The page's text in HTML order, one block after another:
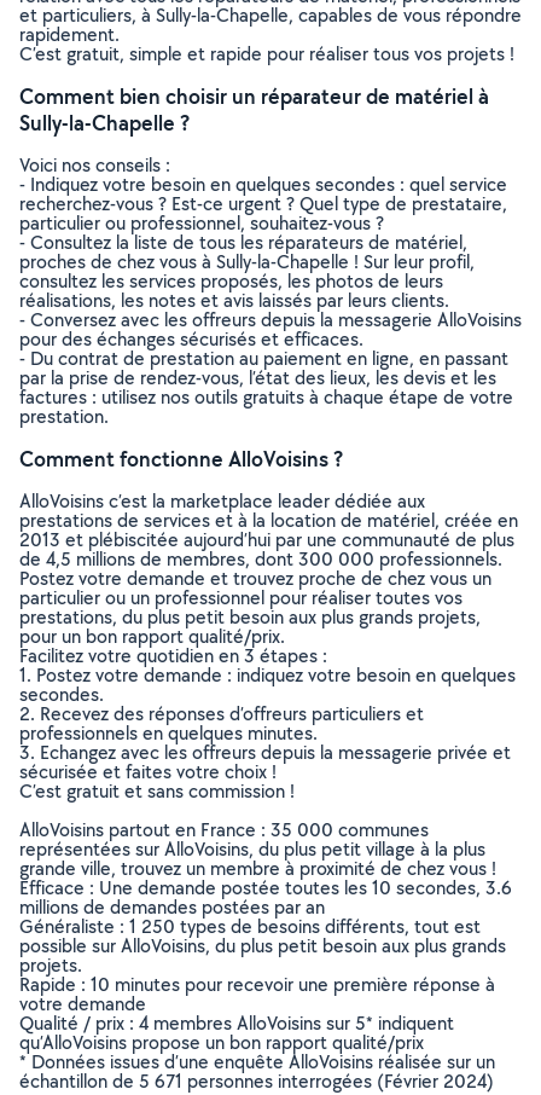
et particuliers, à Sully-la-Chapelle, capables de vous répondre
rapidement.
C’est gratuit, simple et rapide pour réaliser tous vos projets !
Comment bien choisir un réparateur de matériel à
Sully-la-Chapelle ?
Voici nos conseils :
- Indiquez votre besoin en quelques secondes : quel service
recherchez-vous ? Est-ce urgent ? Quel type de prestataire,
particulier ou professionnel, souhaitez-vous ?
- Consultez la liste de tous les réparateurs de matériel,
proches de chez vous à Sully-la-Chapelle ! Sur leur profil,
consultez les services proposés, les photos de leurs
réalisations, les notes et avis laissés par leurs clients.
- Conversez avec les offreurs depuis la messagerie AlloVoisins
pour des échanges sécurisés et efficaces.
- Du contrat de prestation au paiement en ligne, en passant
par la prise de rendez-vous, l’état des lieux, les devis et les
factures : utilisez nos outils gratuits à chaque étape de votre
prestation.
Comment fonctionne AlloVoisins ?
AlloVoisins c’est la marketplace leader dédiée aux
prestations de services et à la location de matériel, créée en
2013 et plébiscitée aujourd’hui par une communauté de plus
de 4,5 millions de membres, dont 300 000 professionnels.
Postez votre demande et trouvez proche de chez vous un
particulier ou un professionnel pour réaliser toutes vos
prestations, du plus petit besoin aux plus grands projets,
pour un bon rapport qualité/prix.
Facilitez votre quotidien en 3 étapes :
1. Postez votre demande : indiquez votre besoin en quelques
secondes.
2. Recevez des réponses d’offreurs particuliers et
professionnels en quelques minutes.
3. Echangez avec les offreurs depuis la messagerie privée et
sécurisée et faites votre choix !
C’est gratuit et sans commission !
AlloVoisins partout en France : 35 000 communes
représentées sur AlloVoisins, du plus petit village à la plus
grande ville, trouvez un membre à proximité de chez vous !
Efficace : Une demande postée toutes les 10 secondes, 3.6
millions de demandes postées par an
Généraliste : 1 250 types de besoins différents, tout est
possible sur AlloVoisins, du plus petit besoin aux plus grands
projets.
Rapide : 10 minutes pour recevoir une première réponse à
votre demande
Qualité / prix : 4 membres AlloVoisins sur 5* indiquent
qu’AlloVoisins propose un bon rapport qualité/prix
* Données issues d’une enquête AlloVoisins réalisée sur un
échantillon de 5 671 personnes interrogées (Février 2024)